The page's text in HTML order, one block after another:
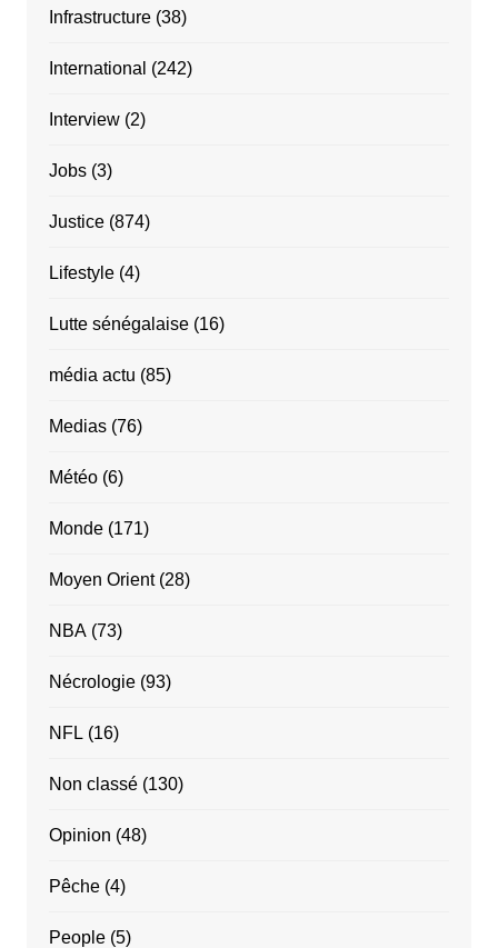
Infrastructure(38)
International (242)
Interview(2)
Jobs(3)
Justice(874)
Lifestyle(4)
Lutte sénégalaise(16)
média actu (85)
Medias(76)
Météo(6)
Monde(171)
Moyen Orient(28)
NBA(73)
Nécrologie(93)
NFL (16)
Non classé(130)
Opinion (48)
Pêche(4)
People(5)